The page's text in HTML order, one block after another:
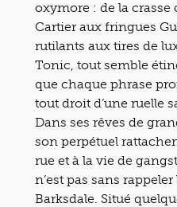
oxymore : de la crasse
Cartier aux fringues
rutilants aux tires de
Tonic, tout semble
que chaque phrase
tout droit d’une ruelle
Dans ses rêves de
son perpétuel
rue et à la vie de
n’est pas sans
Barksdale. Situé